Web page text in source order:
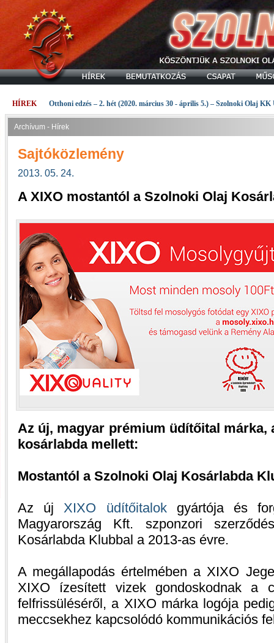
HÍREK Otthoni edzés – 2. hét (2020. március 30 - április 5.) – Szolnoki Olaj KK
Archívum - Hírek
Sajtóközlemény
2013. 05. 24.
A XIXO mostantól a Szolnoki Olaj
Az új, magyar prémium üdítőital márka,
kosárlabda mellett:
Mostantól a Szolnoki Olaj Kosárlabda
Az újXIXO üdítőitalokgyártója és
Magyarország Kft. szponzori
Kosárlabda Klubbal a 2013-as évre.
A megállapodás értelmében a XIXO
XIXO ízesített vizek gondoskodnak a
felfrissüléséről, a XIXO márka logója
meccsekhez kapcsolódó kommunikációs